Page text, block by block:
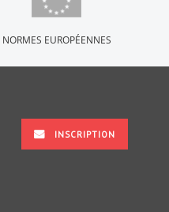
NORMES EUROPÉENNES
INSCRIPTION